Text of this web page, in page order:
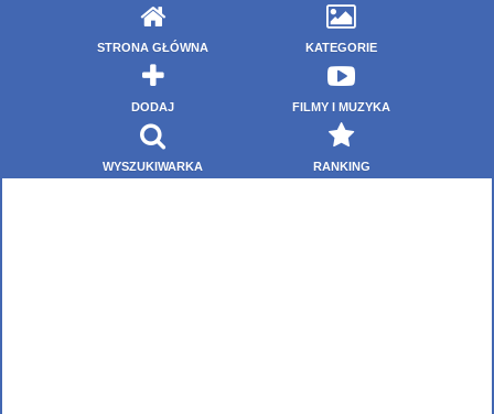
STRONA GŁÓWNA KATEGORIE
DODAJ FILMY I MUZYKA
WYSZUKIWARKA RANKING